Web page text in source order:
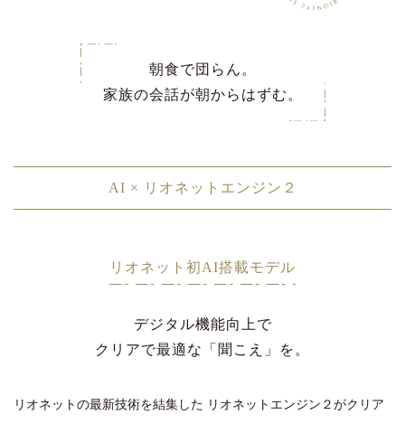
朝食で団らん。
家族の会話が朝からはずむ。
AI × リオネットエンジン２
リオネット初AI搭載モデル
デジタル機能向上で
クリアで最適な「聞こえ」を。
リオネットの最新技術を結集した リオネットエンジン２がクリア